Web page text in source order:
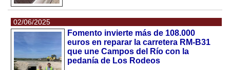
02/06/2025
Fomento invierte más de 108.000
euros en reparar la carretera RM-B31
que une Campos del Río con la
pedanía de Los Rodeos